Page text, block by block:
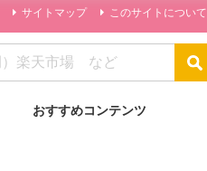
サイトマップ このサイトについて
おすすめコンテンツ